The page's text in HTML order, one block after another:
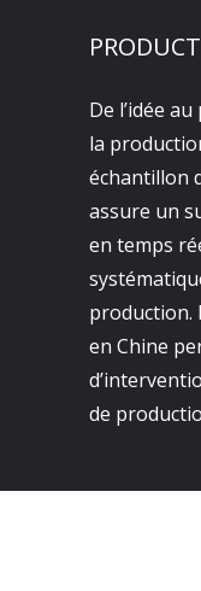
De l’idée
la
échantillon
assure un
en temps
production.
en Chine
de